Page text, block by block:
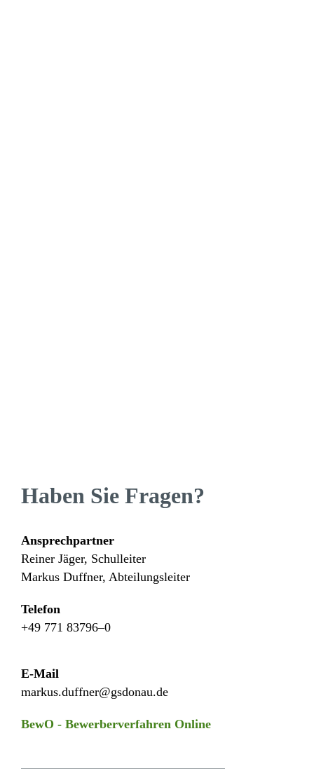
Haben Sie Fragen?
Ansprech­partner
Reiner Jäger, Schulleiter
Markus Duffner, Abteilungsleiter
Telefon
+49 771 83796–0
E-Mail
markus.duffner@gsdonau.de
BewO - Bewer­ber­ver­fahren Online